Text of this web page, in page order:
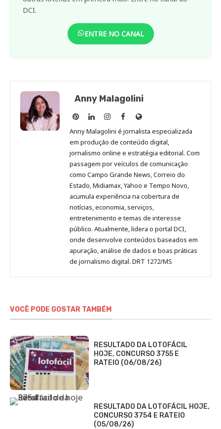
DCI.
ENTRE NO CANAL
Anny Malagolini
Anny
Malagolini
no
Pinterest
Anny
Malagolini
no
LinkedIn
Anny
Malagolini
no
Instagram
Anny
Malagolini
no
Facebook
Site
de
Anny
Malagolini
Anny Malagolini é jornalista especializada
em produção de conteúdo digital,
jornalismo online e estratégia editorial. Com
passagem por veículos de comunicação
como Campo Grande News, Correio do
Estado, Midiamax, Yahoo e Tempo Novo,
acumula experiência na cobertura de
notícias, economia, serviços,
entretenimento e temas de interesse
público. Atualmente, lidera o portal DCI,
onde desenvolve conteúdos baseados em
apuração, análise de dados e boas práticas
de jornalismo digital. DRT 1272/MS
VOCÊ PODE GOSTAR TAMBÉM
RESULTADO DA LOTOFÁCIL
HOJE, CONCURSO 3755 E
RATEIO (06/08/26)
RESULTADO DA LOTOFÁCIL HOJE,
CONCURSO 3754 E RATEIO
(05/08/26)